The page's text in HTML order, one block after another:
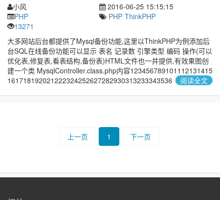
小风
2016-06-25 15:15:15
PHP
PHP ThinkPHP
13271
大多网站后台都提供了Mysql备份功能,这里以ThinkPHP为例添加后
台SQL在线备份功能可以显示 表名 记录数 引擎类型 编码 操作(可以
优化表,修复表,看表结构,备份表)HTML文件也一并提供,有效果图创
建一个类 MysqlController.class.php内容123456789101112131415
161718192021222324252627282930313233343536
阅读全文
上一页 1 下一页